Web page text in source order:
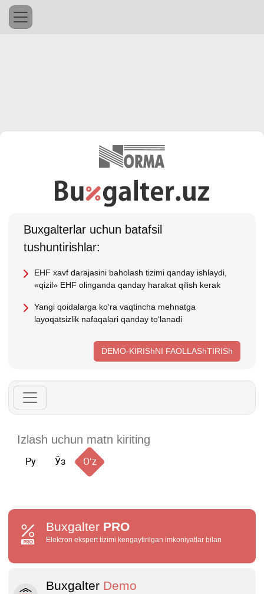
Buхgalterlar uchun batafsil
tushuntirishlar:
EHF хavf darajasini baholash tizimi qanday ishlaydi,
«qizil» EHF olinganda qanday harakat qilish kerak
Yangi qoidalarga koʻra vaqtincha mehnatga
layoqatsizlik nafaqalari qanday toʻlanadi
DEMO-KIRIShNI FAOLLAShTIRISh
Ру Ўз Oʻz
Buxgalter PRO
Elektron ekspert tizimi kengaytirilgan imkoniyatlar bilan
Buxgalter Demo